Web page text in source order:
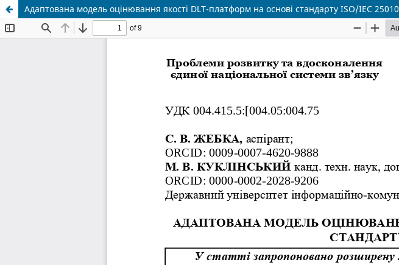
Адаптована модель оцінювання якості DLT-платформ на основі стандарту ISO/IEC 25010